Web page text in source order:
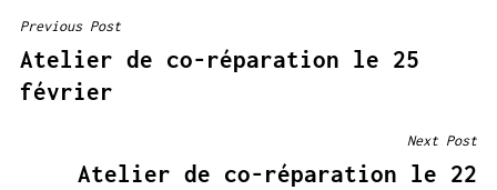
NAVIGATION
DE
L’ARTICLE
Previous Post
Atelier de co-réparation le 25
février
Next Post
Atelier de co-réparation le 22